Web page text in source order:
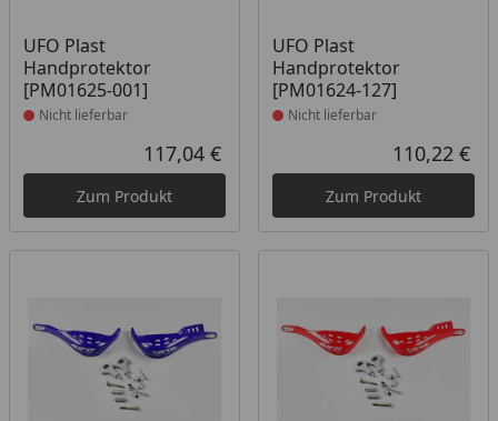
UFO Plast
Handprotektor
[PM01625-001]
Produkt nicht lieferbar
Nicht lieferbar
Aktueller Preis
117,04 €
Zum Produkt
UFO Plast
Handprotektor
[PM01624-127]
Produkt nicht lieferbar
Nicht lieferbar
110,22 €
Zum Produkt